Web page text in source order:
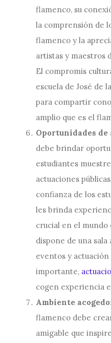
flamenco, su
la comprensión de
flamenco y la
artistas y maestros
El compromis
escuela de José de
para compartir
amplio que es el
Oportunidades de
debe brindar
estudiantes
actuaciones
confianza de los
les brinda
crucial en el mundo
dispone de una
eventos y actuación
importante,
cogen experiencia
Ambiente
flamenco debe
amigable que